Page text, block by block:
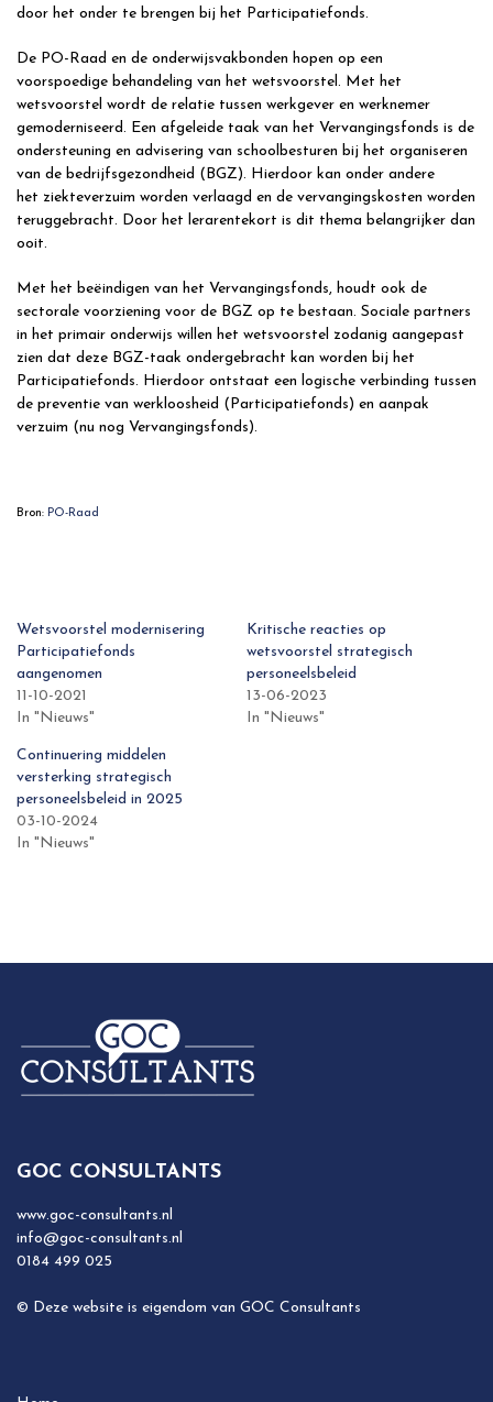
door het onder te brengen bij het Participatiefonds.
De PO-Raad en de onderwijsvakbonden hopen op een
voorspoedige behandeling van het wetsvoorstel. Met het
wetsvoorstel wordt de relatie tussen werkgever en werknemer
gemoderniseerd. Een afgeleide taak van het Vervangingsfonds is de
ondersteuning en advisering van schoolbesturen bij het organiseren
van de bedrijfsgezondheid (BGZ). Hierdoor kan onder andere
het ziekteverzuim worden verlaagd en de vervangingskosten worden
teruggebracht. Door het lerarentekort is dit thema belangrijker dan
ooit.
Met het beëindigen van het Vervangingsfonds, houdt ook de
sectorale voorziening voor de BGZ op te bestaan. Sociale partners
in het primair onderwijs willen het wetsvoorstel zodanig aangepast
zien dat deze BGZ-taak ondergebracht kan worden bij het
Participatiefonds. Hierdoor ontstaat een logische verbinding tussen
de preventie van werkloosheid (Participatiefonds) en aanpak
verzuim (nu nog Vervangingsfonds).
Bron: PO-Raad
Wetsvoorstel modernisering
Participatiefonds
aangenomen
11-10-2021
In "Nieuws"
Kritische reacties op
wetsvoorstel strategisch
personeelsbeleid
13-06-2023
In "Nieuws"
Continuering middelen
versterking strategisch
personeelsbeleid in 2025
03-10-2024
In "Nieuws"
GOC CONSULTANTS
www.goc-consultants.nl
info@goc-consultants.nl
0184 499 025
© Deze website is eigendom van GOC Consultants